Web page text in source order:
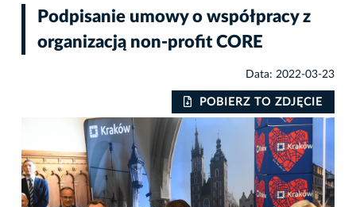
Podpisanie umowy o współpracy z
organizacją non-profit CORE
Data: 2022-03-23
POBIERZ TO ZDJĘCIE